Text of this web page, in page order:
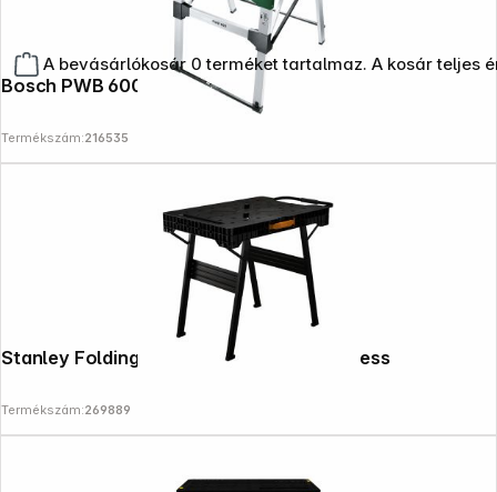
A bevásárlókosár 0 terméket tartalmaz. A kosár teljes
Bosch PWB 600 Arbeitstisch
Termékszám:216535
Stanley Folding Workbench FatMax Express
Termékszám:269889